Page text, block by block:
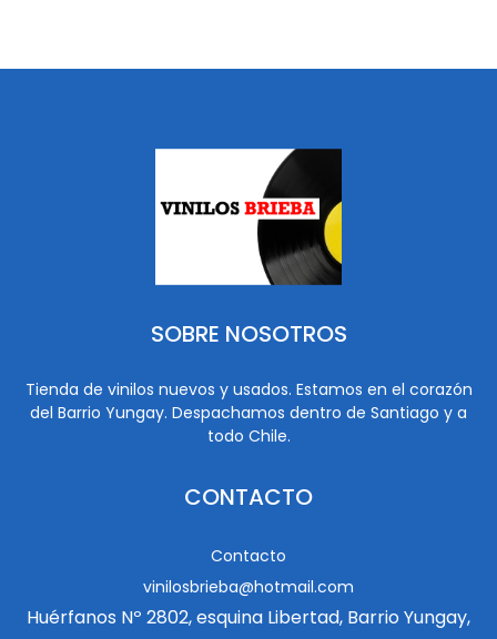
SOBRE NOSOTROS
Tienda de vinilos nuevos y usados. Estamos en el corazón
del Barrio Yungay. Despachamos dentro de Santiago y a
todo Chile.
CONTACTO
Contacto
vinilosbrieba@hotmail.com
Huérfanos Nº 2802, esquina Libertad, Barrio Yungay,